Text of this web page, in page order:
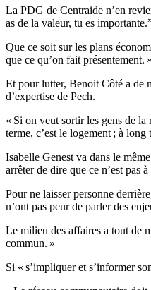
La PDG de Centraide n’en
as de la valeur, tu es
Que ce soit sur les plans
que ce qu’on fait présentement. »
Et pour lutter, Benoit Côté a de
d’expertise de Pech.
« Si on veut sortir les gens de
terme, c’est le logement ; à long
Isabelle Genest va dans le
arrêter de dire que ce n’est pas
Pour ne laisser personne
n’ont pas peur de parler des
Le milieu des affaires a tout de
commun. »
Si « s’impliquer et s’informer